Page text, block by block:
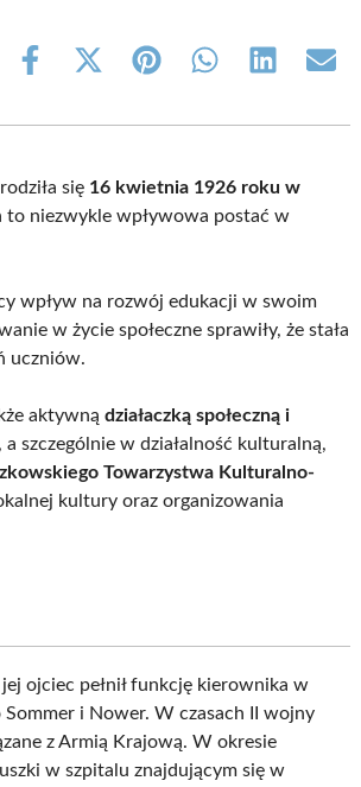
Share
Share
(Twitter)
Share Share Share Share
się 16 kwietnia 1926 roku w
to niezwykle wpływowa postać w
wpływ na rozwój edukacji w swoim
w życie społeczne sprawiły, że stała
uczniów.
aktywnądziałaczką społeczną i
szczególnie w działalność kulturalną,
Towarzystwa Kulturalno-
kultury oraz organizowania
ojciec pełnił funkcję kierownika w
i Nower. W czasach II wojny
z Armią Krajową. W okresie
w szpitalu znajdującym się w